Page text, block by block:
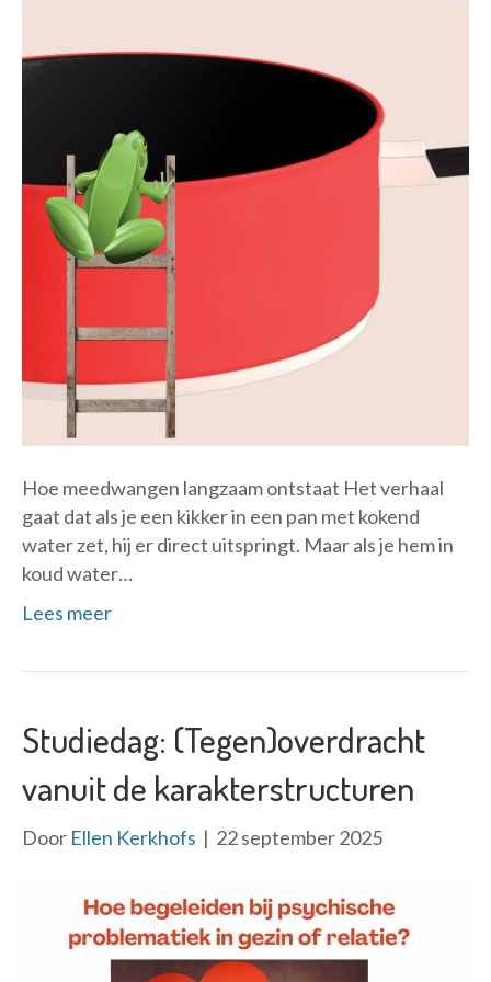
Hoe meedwangen langzaam ontstaat Het verhaal
gaat dat als je een kikker in een pan met kokend
water zet, hij er direct uitspringt. Maar als je hem in
koud water…
Lees meer
Studiedag: (Tegen)overdracht
vanuit de karakterstructuren
Door Ellen Kerkhofs | 22 september 2025